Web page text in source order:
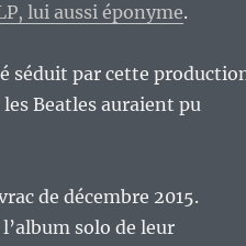
lui aussi éponyme.
séduit par cette
Beatles auraient pu
de décembre 2015.
solo de leur